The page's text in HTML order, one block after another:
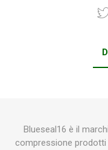
Blueseal16 è il
compressione prodotti